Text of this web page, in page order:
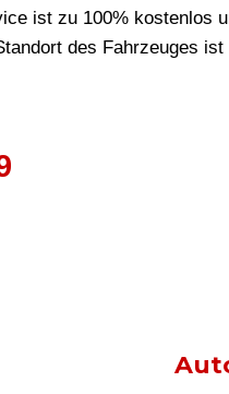
ist zu 100% kostenlos
des Fahrzeuges